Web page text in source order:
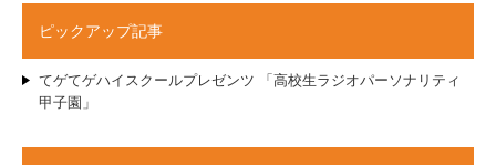
ピックアップ記事
てゲてゲハイスクールプレゼンツ 「高校生ラジオパーソナリティ
甲子園」